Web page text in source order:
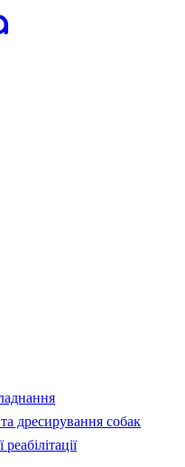
дресирування собак